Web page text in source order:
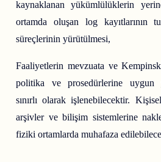
kaynaklanan yükümlülüklerin
ortamda oluşan log kayıtlarının
süreçlerinin yürütülmesi,
Faaliyetlerin mevzuata ve
politika ve prosedürlerine uygun
sınırlı olarak işlenebilecektir.
arşivler ve bilişim sistemlerine
fiziki ortamlarda muhafaza